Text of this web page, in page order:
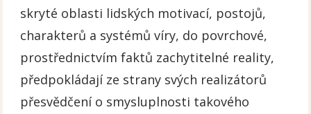
skryté oblasti lidských motivací, postojů,
charakterů a systémů víry, do povrchové,
prostřednictvím faktů zachytitelné reality,
předpokládají ze strany svých realizátorů
přesvědčení o smysluplnosti takového